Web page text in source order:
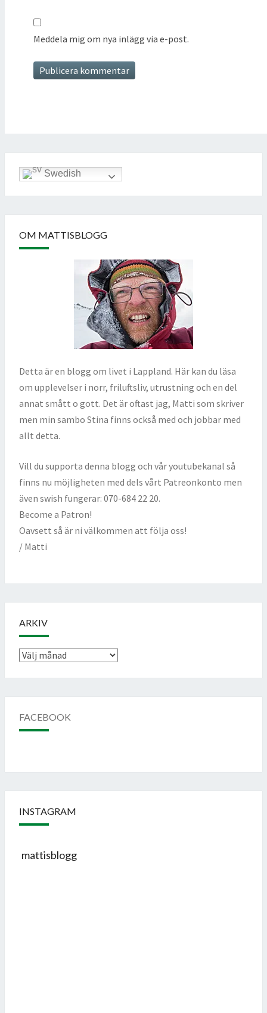
Meddela mig om nya inlägg via e-post.
Swedish
OM MATTISBLOGG
Detta är en blogg om livet i Lappland. Här kan du läsa
om upplevelser i norr, friluftsliv, utrustning och en del
annat smått o gott. Det är oftast jag, Matti som skriver
men min sambo Stina finns också med och jobbar med
allt detta.
Vill du supporta denna blogg och vår youtubekanal så
finns nu möjligheten med dels vårt Patreonkonto men
även swish fungerar: 070-684 22 20.
Become a Patron!
Oavsett så är ni välkommen att följa oss!
/ Matti
ARKIV
Arkiv
FACEBOOK
INSTAGRAM
mattisblogg